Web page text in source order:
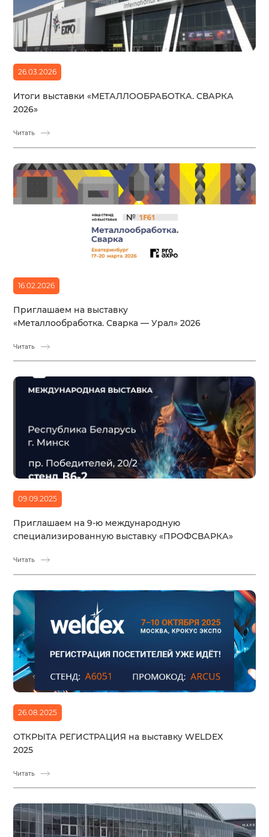
26.03.2026
Итоги выставки «МЕТАЛЛООБРАБОТКА. СВАРКА
2026»
Читать
16.02.2026
Приглашаем на выставку
«Металлообработка. Сварка — Урал» 2026
Читать
09.09.2025
Приглашаем на 9-ю международную
специализированную выставку «ПРОФСВАРКА»
Читать
26.08.2025
ОТКРЫТА РЕГИСТРАЦИЯ на выставку WELDEX
2025
Читать